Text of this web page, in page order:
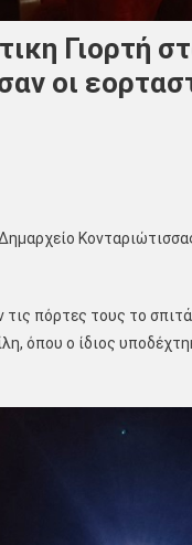
Γιορτή
οι
πόρτες τους το
όπου ο ίδιος